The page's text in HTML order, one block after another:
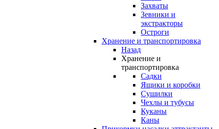
Захваты
Зевники и
экстракторы
Остроги
Хранение и транспортировка
Назад
Хранение и
транспортировка
Садки
Ящики и коробки
Сушилки
Чехлы и тубусы
Куканы
Каны